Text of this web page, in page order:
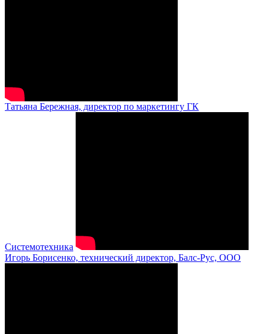
Татьяна Бережная, директор по маркетингу ГК
Системотехника
Игорь Борисенко, технический директор, Балс-Рус, ООО